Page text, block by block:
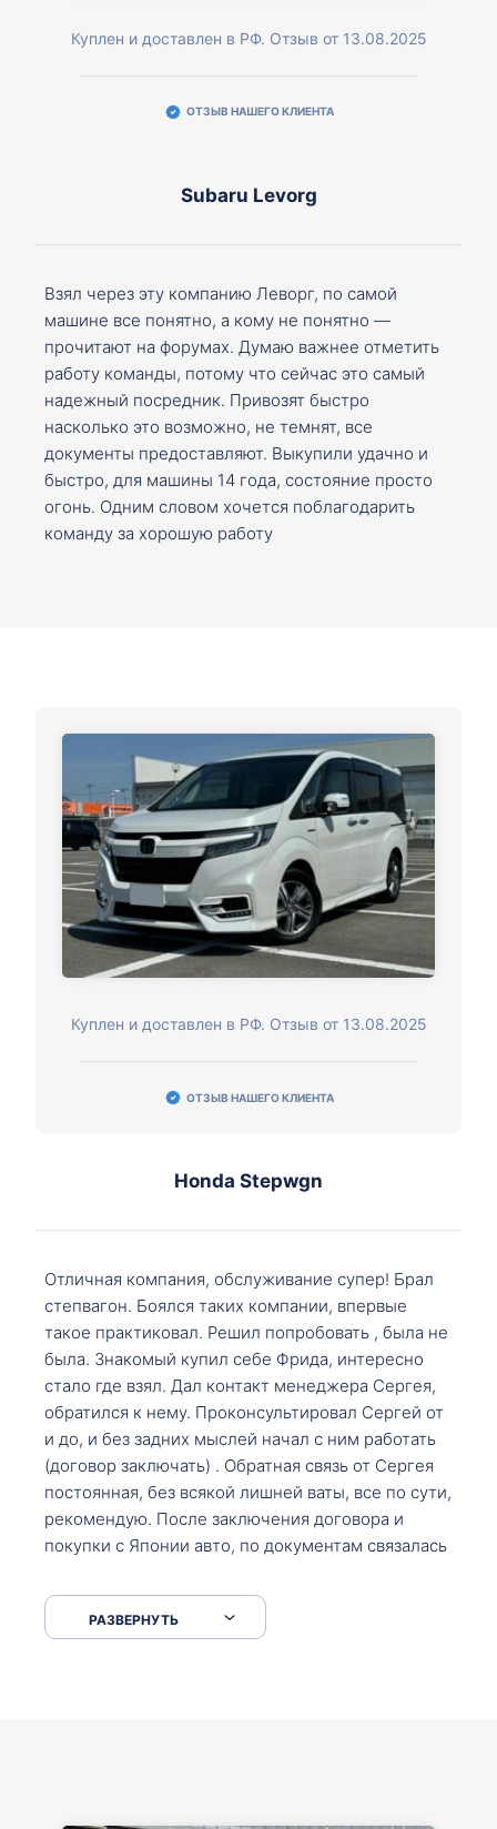
Куплен и доставлен в РФ. Отзыв от 13.08.2025
ОТЗЫВ НАШЕГО КЛИЕНТА
Subaru Levorg
Взял через эту компанию Леворг, по самой
машине все понятно, а кому не понятно —
прочитают на форумах. Думаю важнее отметить
работу команды, потому что сейчас это самый
надежный посредник. Привозят быстро
насколько это возможно, не темнят, все
документы предоставляют. Выкупили удачно и
быстро, для машины 14 года, состояние просто
огонь. Одним словом хочется поблагодарить
команду за хорошую работу
Куплен и доставлен в РФ. Отзыв от 13.08.2025
ОТЗЫВ НАШЕГО КЛИЕНТА
Honda Stepwgn
Отличная компания, обслуживание супер! Брал
степвагон. Боялся таких компании, впервые
такое практиковал. Решил попробовать , была не
была. Знакомый купил себе Фрида, интересно
стало где взял. Дал контакт менеджера Сергея,
обратился к нему. Проконсультировал Сергей от
и до, и без задних мыслей начал с ним работать
(договор заключать) . Обратная связь от Сергея
постоянная, без всякой лишней ваты, все по сути,
рекомендую. После заключения договора и
покупки с Японии авто, по документам связалась
что заполнить, куда зайти, образцы и т.д. После
приехал за авто. Меня тепло встретили Сергей с
РАЗВЕРНУТЬ